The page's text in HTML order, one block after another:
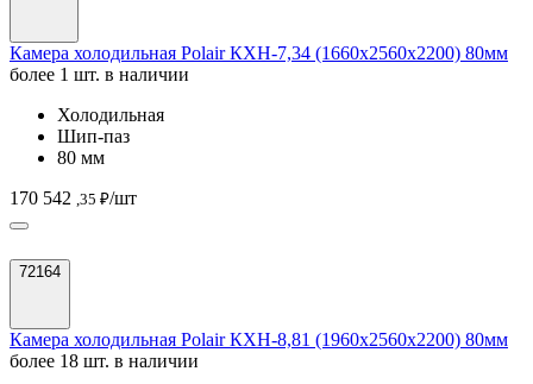
Камера холодильная Polair КХН-7,34 (1660х2560х2200) 80мм
более 1 шт. в наличии
Холодильная
Шип-паз
80 мм
170 542 ,35 ₽/шт
72164
Камера холодильная Polair КХН-8,81 (1960х2560х2200) 80мм
более 18 шт. в наличии